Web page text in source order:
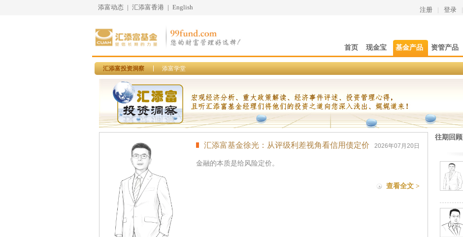
添富动态 | 汇添富香港 | English 注册 | 登录 |
首页 现金宝 基金产品 资管产品
汇添富投资洞察 添富学堂
汇添富基金徐光：从评级利差视角看信用债定价 2026年07月20日
金融的本质是给风险定价。
查看全文 >
往期回顾